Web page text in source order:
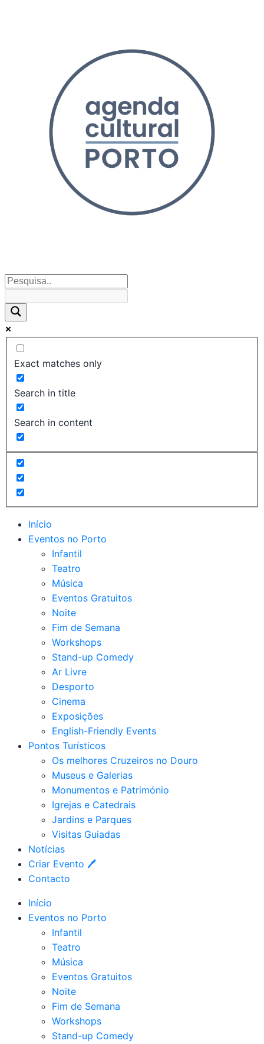
Exact matches only
Search in title
Search in content
Início
Eventos no Porto
Infantil
Teatro
Música
Eventos Gratuitos
Noite
Fim de Semana
Workshops
Stand-up Comedy
Ar Livre
Desporto
Cinema
Exposições
English-Friendly Events
Pontos Turísticos
Os melhores Cruzeiros no Douro​
Museus e Galerias
Monumentos e Património
Igrejas e Catedrais
Jardins e Parques
Visitas Guiadas
Notícias
Criar Evento 🖊
Contacto
Início
Eventos no Porto
Infantil
Teatro
Música
Eventos Gratuitos
Noite
Fim de Semana
Workshops
Stand-up Comedy